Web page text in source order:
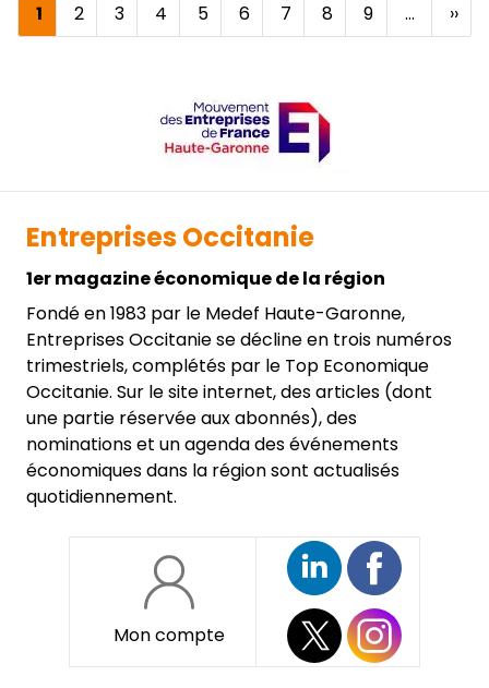
Pagination
Page
courante
1 Page
2 Page
3 Page
4 Page
5 Page
6 Page
7 Page
8 Page
9 … ››
Entreprises Occitanie
1er magazine économique de la région
Fondé en 1983 par le Medef Haute-Garonne,
Entreprises Occitanie se décline en trois numéros
trimestriels, complétés par le Top Economique
Occitanie. Sur le site internet, des articles (dont
une partie réservée aux abonnés), des
nominations et un agenda des événements
économiques dans la région sont actualisés
quotidiennement.
Mon compte